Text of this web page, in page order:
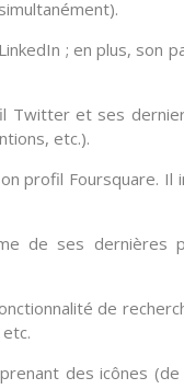
; en plus, son
Twitteret ses
etc.).
profil Foursquare. Il
de ses dernières
de
des icônes (de